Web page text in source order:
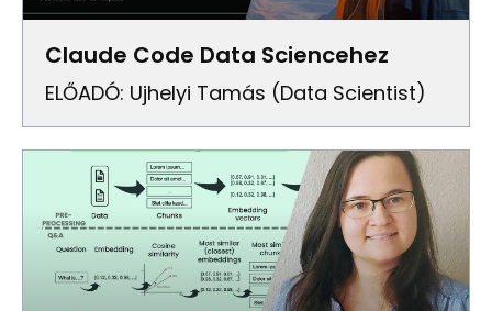
Claude Code Data Sciencehez
ELŐADÓ: Ujhelyi Tamás (Data Scientist)